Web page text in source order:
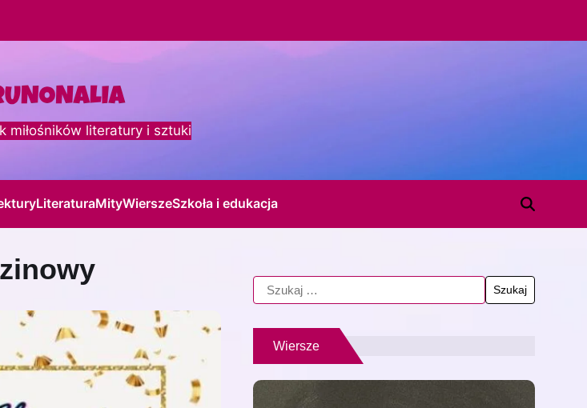
miłośników literatury i sztuki
LiteraturaMityWierszeSzkoła i edukacja
Wiersze